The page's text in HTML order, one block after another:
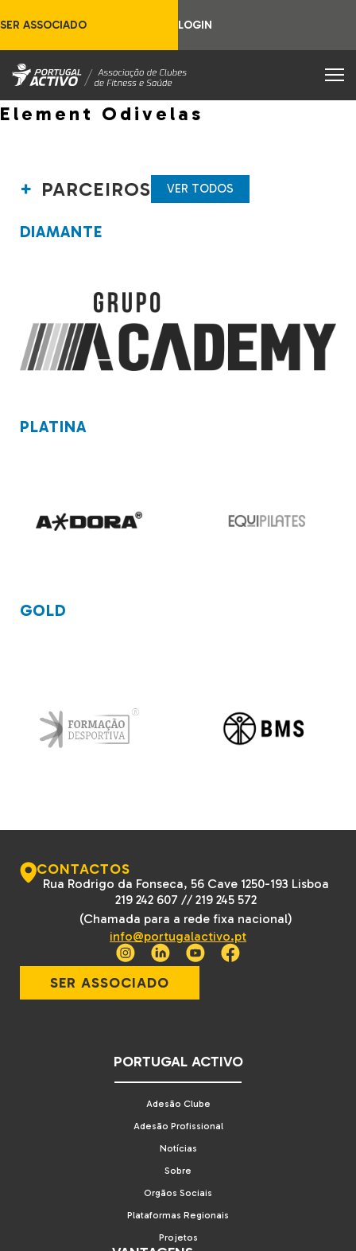
SER ASSOCIADO LOGIN
Element Odivelas
PARCEIROS VER TODOS
DIAMANTE
PLATINA
GOLD
CONTACTOS
Rua Rodrigo da Fonseca, 56 Cave 1250-193 Lisboa
219 242 607 //219 245 572
(Chamada para a rede fixa nacional)
info@portugalactivo.pt
SER ASSOCIADO
PORTUGAL ACTIVO
Adesão Clube
Adesão Profissional
Notícias
Sobre
Orgãos Sociais
Plataformas Regionais
Projetos